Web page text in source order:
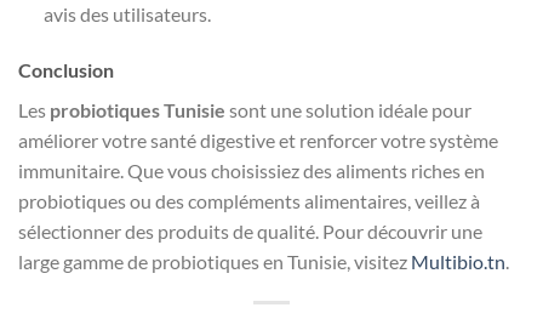
avis des utilisateurs.
Conclusion
Les probiotiques Tunisie sont une solution idéale pour
améliorer votre santé digestive et renforcer votre système
immunitaire. Que vous choisissiez des aliments riches en
probiotiques ou des compléments alimentaires, veillez à
sélectionner des produits de qualité. Pour découvrir une
large gamme de probiotiques en Tunisie, visitez Multibio.tn